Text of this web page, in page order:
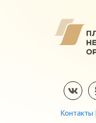
Контакты |